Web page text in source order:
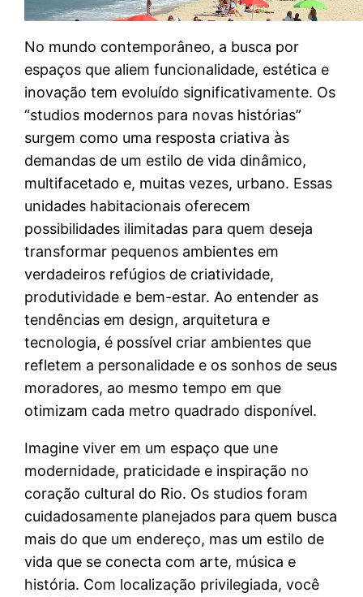
No mundo contemporâneo, a busca por
espaços que aliem funcionalidade, estética e
inovação tem evoluído significativamente. Os
“studios modernos para novas histórias”
surgem como uma resposta criativa às
demandas de um estilo de vida dinâmico,
multifacetado e, muitas vezes, urbano. Essas
unidades habitacionais oferecem
possibilidades ilimitadas para quem deseja
transformar pequenos ambientes em
verdadeiros refúgios de criatividade,
produtividade e bem-estar. Ao entender as
tendências em design, arquitetura e
tecnologia, é possível criar ambientes que
refletem a personalidade e os sonhos de seus
moradores, ao mesmo tempo em que
otimizam cada metro quadrado disponível.
Imagine viver em um espaço que une
modernidade, praticidade e inspiração no
coração cultural do Rio. Os studios foram
cuidadosamente planejados para quem busca
mais do que um endereço, mas um estilo de
vida que se conecta com arte, música e
história. Com localização privilegiada, você